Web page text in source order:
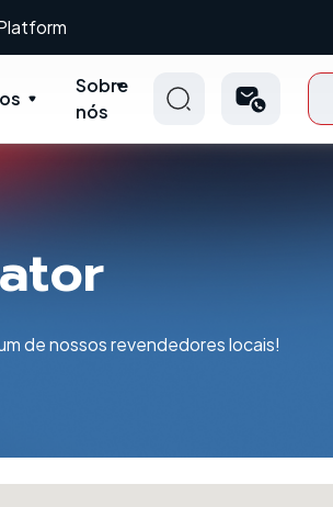
Sobre
nós
de nossos revendedores locais!